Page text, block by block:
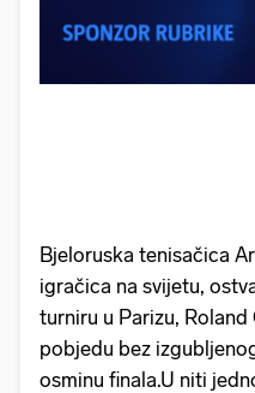
Bjeloruska tenisačica
igračica na svijetu,
turniru u Parizu,
pobjedu bez
osminu finala.U niti